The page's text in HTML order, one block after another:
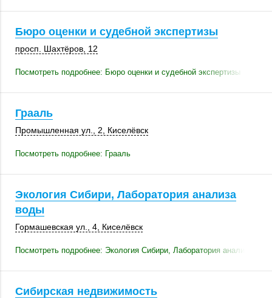
Бюро оценки и судебной экспертизы
просп. Шахтёров, 12
Посмотреть подробнее: Бюро оценки и судебной экспертизы
Грааль
Промышленная ул., 2 Киселёвск
Посмотреть подробнее: Грааль
Экология Сибири, Лаборатория анализа
воды
Гормашевская ул., 4 Киселёвск
Посмотреть подробнее: Экология Сибири, Лаборатория анализа
Сибирская недвижимость